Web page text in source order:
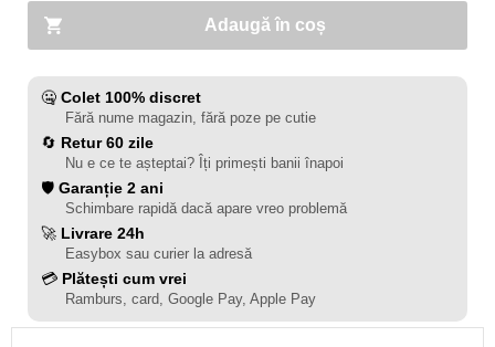
Adaugă în coș
🤐 Colet 100% discret
Fără nume magazin, fără poze pe cutie
🔄 Retur 60 zile
Nu e ce te așteptai? Îți primești banii înapoi
🛡️ Garanție 2 ani
Schimbare rapidă dacă apare vreo problemă
🚀 Livrare 24h
Easybox sau curier la adresă
💳 Plătești cum vrei
Ramburs, card, Google Pay, Apple Pay